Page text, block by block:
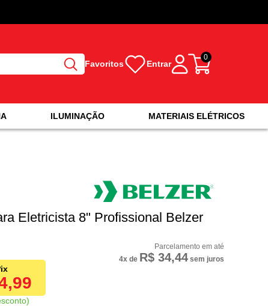
Favoritos Entrar
0
ILUMINAÇÃO MATERIAIS ELÉTRICOS
Eletricista 8" Profissional Belzer
4x de R$ 34,44sem juros